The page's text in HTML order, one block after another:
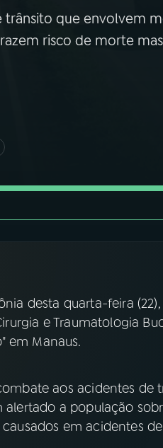
que envolvem
risco de morte
desta quarta-feira
e Traumatologia
em Manaus.
aos acidentes de
alertado a população
em acidentes